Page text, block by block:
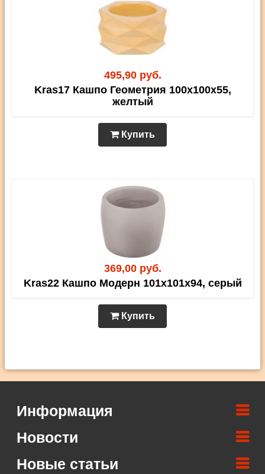
495,90 руб.
Kras17 Кашпо Геометрия 100х100х55,
желтый
Купить
369,00 руб.
Kras22 Кашпо Модерн 101х101х94, серый
Купить
Информация
Новости
Новые статьи